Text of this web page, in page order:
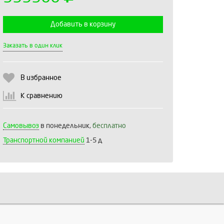
Добавить в корзину
Заказать в один клик
В избранное
К сравнению
Самовывоз в понедельник, бесплатно
Транспортной компанией 1-5 д